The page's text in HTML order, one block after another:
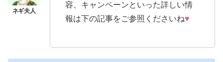
容、キャンペーンといった詳しい情
報は下の記事をご参照くださいね♥